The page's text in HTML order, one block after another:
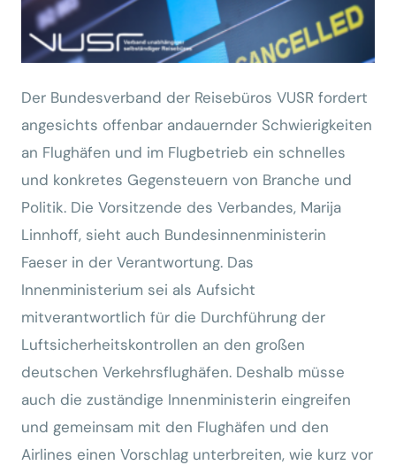
Der Bundesverband der Reisebüros VUSR fordert
angesichts offenbar andauernder Schwierigkeiten
an Flughäfen und im Flugbetrieb ein schnelles
und konkretes Gegensteuern von Branche und
Politik. Die Vorsitzende des Verbandes, Marija
Linnhoff, sieht auch Bundesinnenministerin
Faeser in der Verantwortung. Das
Innenministerium sei als Aufsicht
mitverantwortlich für die Durchführung der
Luftsicherheitskontrollen an den großen
deutschen Verkehrsflughäfen. Deshalb müsse
auch die zuständige Innenministerin eingreifen
und gemeinsam mit den Flughäfen und den
Airlines einen Vorschlag unterbreiten, wie kurz vor